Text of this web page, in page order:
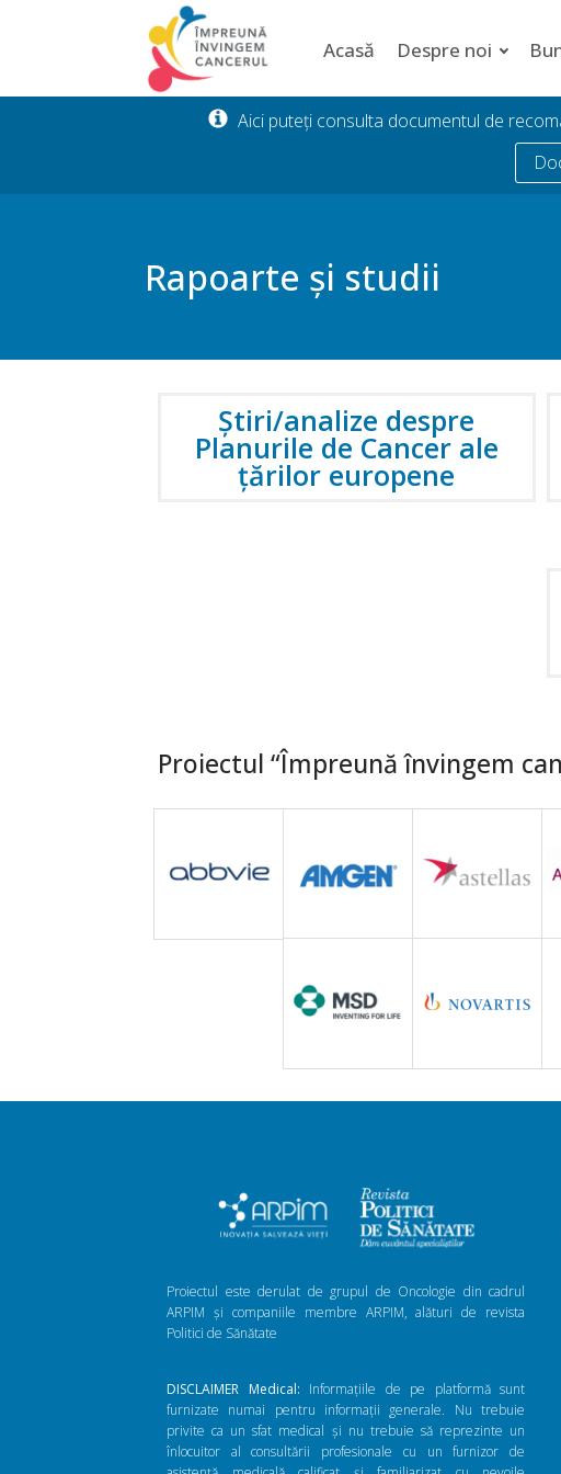
Acasă Despre noi
Aici puteți consulta documentul de
Rapoarte și studii
Știri/analize despre
Planurile de Cancer ale
țărilor europene
Proiectul “Împreună învingem
Proiectul este derulat de grupul de Oncologie din cadrul
ARPIM și companiile membre ARPIM, alături de revista
Politici de Sănătate
DISCLAIMER Medical: Informațiile de pe platformă sunt
furnizate numai pentru informații generale. Nu trebuie
privite ca un sfat medical și nu trebuie să reprezinte un
înlocuitor al consultării profesionale cu un furnizor de